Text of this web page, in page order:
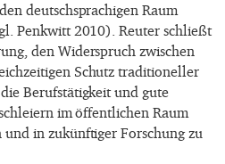
deutschsprachigen Raum
Penkwitt 2010). Reuter schließt
den Widerspruch zwischen
Schutz traditioneller
Berufstätigkeit und gute
im öffentlichen Raum
und in zukünftiger Forschung zu